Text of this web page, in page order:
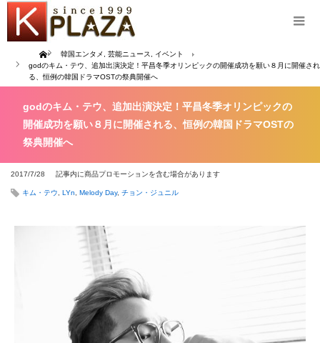
Home 韓国エンタメ 芸能ニュース
イベント
godのキム・テウ、追加出演決定！平昌冬季オリンピックの開催成功を願い８月に開催され
る、恒例の韓国ドラマOSTの祭典開催へ
godのキム・テウ、追加出演決定！平昌冬季オリンピックの
開催成功を願い８月に開催される、恒例の韓国ドラマOSTの
祭典開催へ
2017/7/28 記事内に商品プロモーションを含む場合があります
キム・テウ LYn Melody Day, チョン・ジュニル